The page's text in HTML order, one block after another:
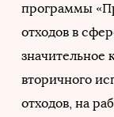
программы
отходов в
значительное
вторичного
отходов, на